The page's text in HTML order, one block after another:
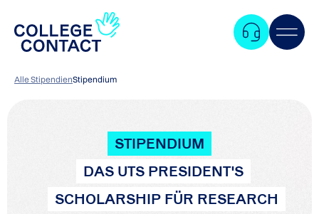
Alle StipendienStipendium
STIPENDIUM
DAS UTS PRESIDENT'S
SCHOLARSHIP FÜR RESEARCH